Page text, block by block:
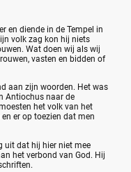
en diende in de Tempel in
volk zag kon hij niets
Wat doen wij als wij
vasten en bidden of
aan zijn woorden. Het was
Antiochus naar de
het volk van het
er op toezien dat men
uit dat hij hier niet mee
het verbond van God. Hij